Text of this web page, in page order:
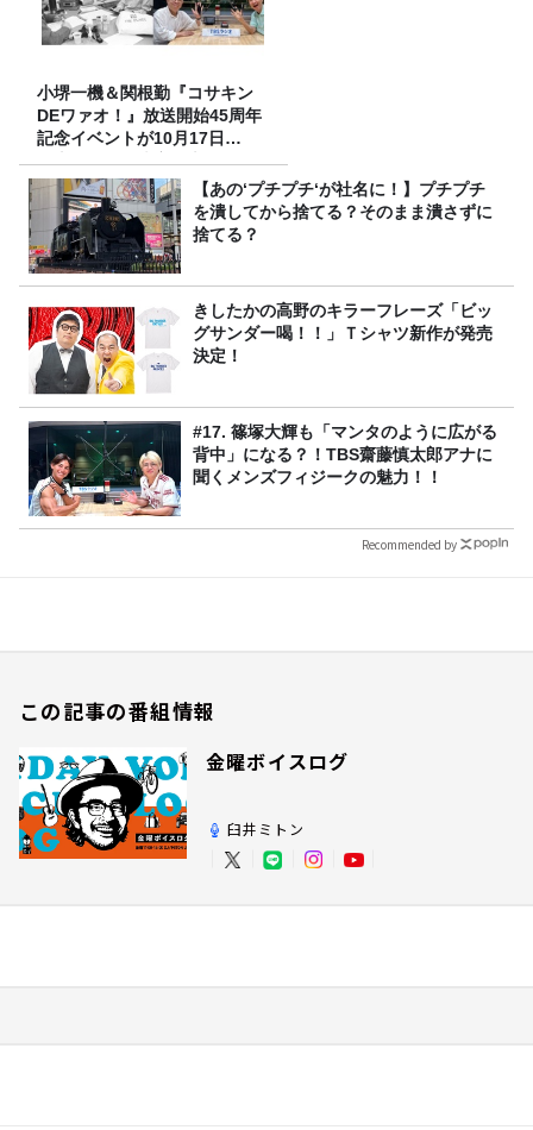
小堺一機＆関根勤『コサキン
DEワァオ！』放送開始45周年
記念イベントが10月17日
（土）に開催決定！本日より
FC先行受付スタート！【あの‘プチプチ‘が社名に！】プチプチ
を潰してから捨てる？そのまま潰さずに
捨てる？
きしたかの高野のキラーフレーズ「ビッ
グサンダー喝！！」Ｔシャツ新作が発売
決定！
#17. 篠塚大輝も「マンタのように広がる
背中」になる？！TBS齋藤慎太郎アナに
聞くメンズフィジークの魅力！！
Recommended by
この記事の番組情報
金曜ボイスログ
臼井ミトン